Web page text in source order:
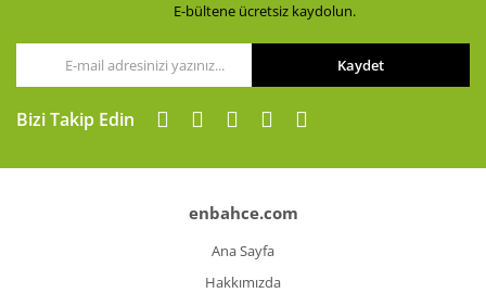
Gönder
E-bültene ücretsiz kaydolun.
Kaydet
Bizi Takip Edin
enbahce.com
Ana Sayfa
Hakkımızda